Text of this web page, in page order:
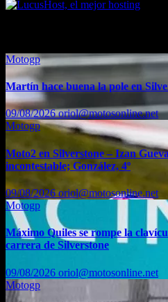
Motogp
Martín hace buena la pole en
09/08/2026oriol@motosonline.net
Motogp
Moto2 en Silverstone – Izan
incontestable; González, 4º
09/08/2026 oriol@motosonline.net
Motogp
Máximo Quiles se rompe la
carrera de Silverstone
09/08/2026 oriol@motosonline.net
Motogp